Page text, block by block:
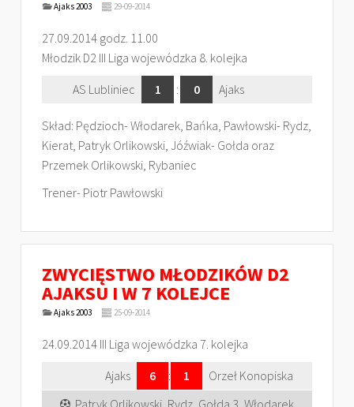
Ajaks 2003 29-09-2014
27.09.2014 godz. 11.00
Młodzik D2 III Liga wojewódzka 8. kolejka
AS Lubliniec
1 : 0 Ajaks
Skład: Pędzioch- Włodarek, Bańka, Pawłowski- Rydz,
Kierat, Patryk Orlikowski, Jóźwiak- Gołda oraz
Przemek Orlikowski, Rybaniec
Trener- Piotr Pawłowski
ZWYCIĘSTWO MŁODZIKÓW D2
AJAKSU I W 7 KOLEJCE
Ajaks 2003 25-09-2014
24.09.2014 III Liga wojewódzka 7. kolejka
Ajaks
6 : 1
Orzeł Konopiska
Patryk Orlikowski, Rydz, Gołda 3, Włodarek